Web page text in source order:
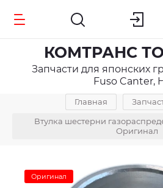
КОМТРАНС
Запчасти для японских
Fuso Canter,
Главная
Втулка шестерни
Оригинал
Оригинал